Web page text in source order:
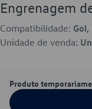
Engrenagem
Compatibilidade:
Unidade de venda:
Produto